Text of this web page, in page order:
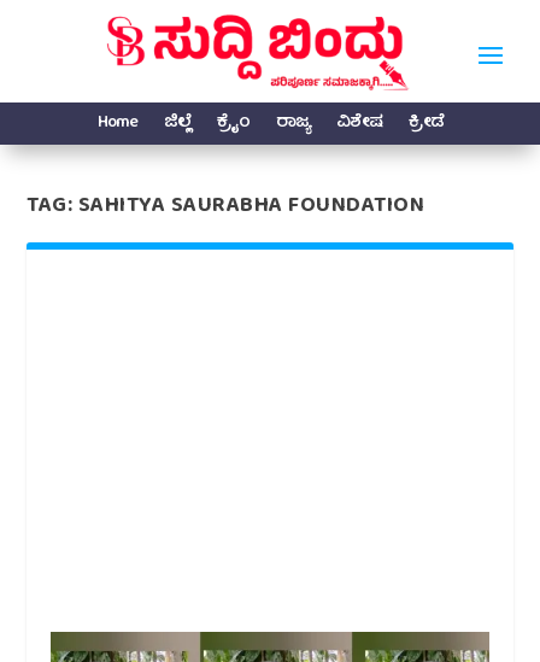
Home ಜಿಲ್ಲೆ ಕ್ರೈಂ ರಾಜ್ಯ ವಿಶೇಷ ಕ್ರೀಡೆ
TAG:SAHITYA SAURABHA FOUNDATION